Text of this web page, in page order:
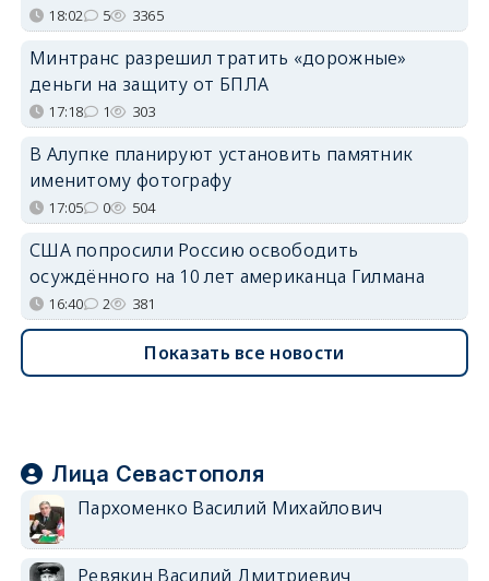
18:02 5 3365
Минтранс разрешил тратить «дорожные»
деньги на защиту от БПЛА
17:18 1 303
В Алупке планируют установить памятник
именитому фотографу
17:05 0 504
США попросили Россию освободить
осуждённого на 10 лет американца Гилмана
16:40 2 381
Показать все новости
Лица Севастополя
Пархоменко Василий Михайлович
Ревякин Василий Дмитриевич